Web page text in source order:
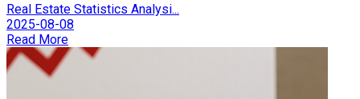
Real Estate Statistics Analysi...
2025-08-08
Read More